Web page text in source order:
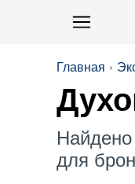
Главная
Найдено
для